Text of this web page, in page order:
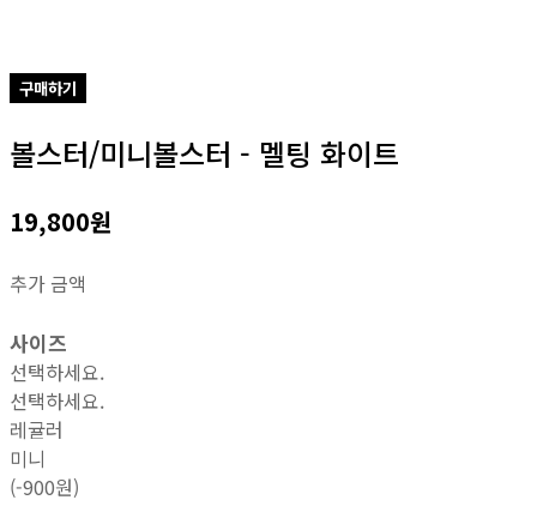
구매하기
볼스터/미니볼스터 - 멜팅 화이트
19,800원
추가 금액
사이즈
선택하세요.
선택하세요.
레귤러
미니
(-900원)